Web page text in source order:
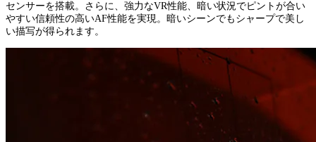
センサーを搭載。さらに、強力なVR性能、暗い状況でピントが合い
やすい信頼性の高いAF性能を実現。暗いシーンでもシャープで美し
い描写が得られます。